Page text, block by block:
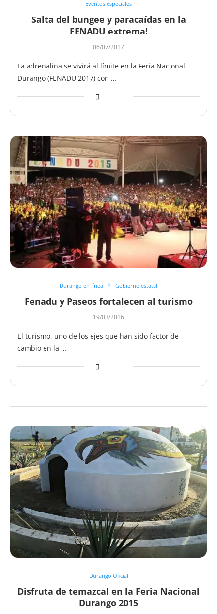
Eventos especiales
Salta del bungee y paracaídas en la
FENADU extrema!
06/07/2017
La adrenalina se vivirá al límite en la Feria Nacional
Durango (FENADU 2017) con …
Durango en línea Gobierno estatal
Fenadu y Paseos fortalecen al turismo
19/03/2016
El turismo, uno de los ejes que han sido factor de
cambio en la …
Durango Oficial
Disfruta de temazcal en la Feria Nacional
Durango 2015